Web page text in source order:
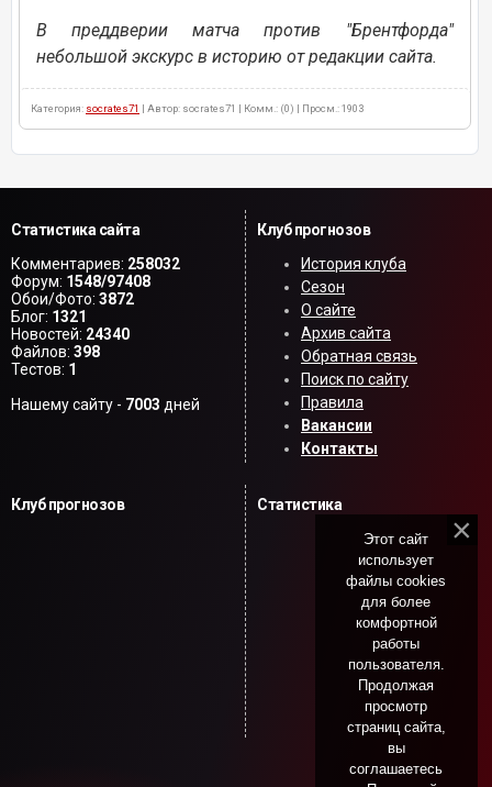
В преддверии матча против "Брентфорда"
небольшой экскурс в историю от редакции сайта.
Категория: socrates71 | Автор: socrates71 | Комм.: (0) | Просм.: 1903
Статистика сайта
Комментариев: 258032
Форум: 1548/97408
Обои/Фото: 3872
Блог: 1321
Новостей: 24340
Файлов: 398
Тестов: 1
Нашему сайту - 7003 дней
Клуб прогнозов
История клуба
Сезон
О сайте
Архив сайта
Обратная связь
Поиск по сайту
Правила
Вакансии
Контакты
Клуб прогнозов Статистика
Этот сайт
использует
файлы cookies
для более
комфортной
работы
пользователя.
Продолжая
просмотр
страниц сайта,
вы
соглашаетесь